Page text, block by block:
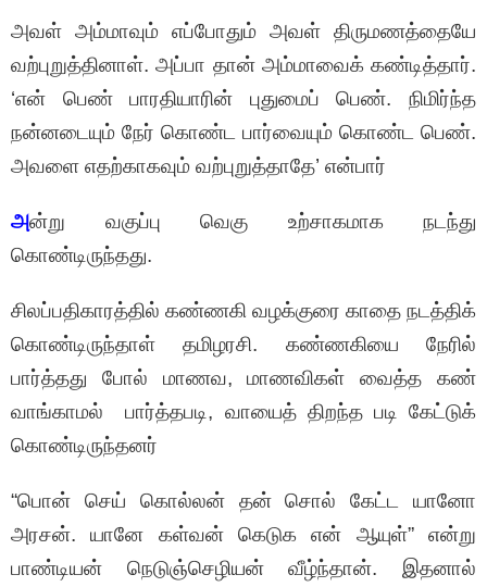
அவள் அம்மாவும் எப்போதும் அவள் திருமணத்தையே
வற்புறுத்தினாள். அப்பா தான் அம்மாவைக் கண்டித்தார்.
‘என் பெண் பாரதியாரின் புதுமைப் பெண். நிமிர்ந்த
நன்னடையும் நேர் கொண்ட பார்வையும் கொண்ட பெண்.
அவளை எதற்காகவும் வற்புறுத்தாதே’ என்பார்
அன்று வகுப்பு வெகு உற்சாகமாக நடந்து
கொண்டிருந்தது.
சிலப்பதிகாரத்தில் கண்ணகி வழக்குரை காதை நடத்திக்
கொண்டிருந்தாள் தமிழரசி. கண்ணகியை நேரில்
பார்த்தது போல் மாணவ, மாணவிகள் வைத்த கண்
வாங்காமல் பார்த்தபடி, வாயைத் திறந்த படி கேட்டுக்
கொண்டிருந்தனர்
“பொன் செய் கொல்லன் தன் சொல் கேட்ட யானோ
அரசன். யானே கள்வன் கெடுக என் ஆயுள்” என்று
பாண்டியன் நெடுஞ்செழியன் வீழ்ந்தான். இதனால்